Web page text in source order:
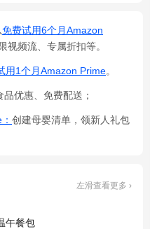
免费试用6个月Amazon
视频流、专属折扣等。
用1个月Amazon Prime。
优惠、免费配送；
创建母婴清单，领新人礼包
左滑查看更多 ›
午餐包